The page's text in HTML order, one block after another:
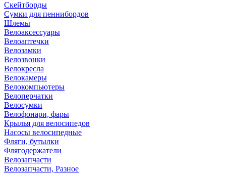
Скейтборды
Сумки для пеннибордов
Шлемы
Велоаксессуары
Велоаптечки
Велозамки
Велозвонки
Велокресла
Велокамеры
Велокомпьютеры
Велоперчатки
Велосумки
Велофонари, фары
Крылья для велосипедов
Насосы велосипедные
Фляги, бутылки
Флягодержатели
Велозапчасти
Велозапчасти, Разное